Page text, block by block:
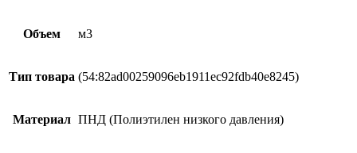
Объем м3
Тип товара (54:82ad00259096eb1911ec92fdb40e8245)
Материал ПНД (Полиэтилен низкого давления)